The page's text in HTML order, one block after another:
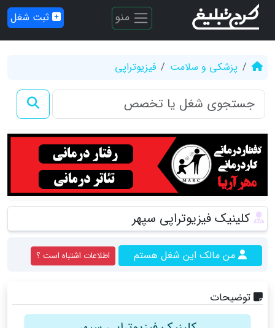
منو ثبت شغل
پزشکی و سلامت فیزیوتراپی
کلینیک فیزیوتراپی سپهر
من مالک این شغل هستم اطلاعات اشتباه است ؟
توضیحات